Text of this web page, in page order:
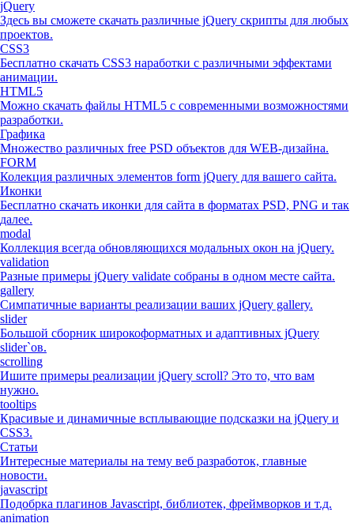
jQuery
Здесь вы сможете скачать различные jQuery скрипты для любых
проектов.
CSS3
Бесплатно скачать CSS3 наработки с различными эффектами
анимации.
HTML5
Можно скачать файлы HTML5 с современными возможностями
разработки.
Графика
Множество различных free PSD объектов для WEB-дизайна.
FORM
Колекция различных элементов form jQuery для вашего сайта.
Иконки
Бесплатно скачать иконки для сайта в форматах PSD, PNG и так
далее.
modal
Коллекция всегда обновляющихся модальных окон на jQuery.
validation
Разные примеры jQuery validate собраны в одном месте сайта.
gallery
Симпатичные варианты реализации ваших jQuery gallery.
slider
Большой сборник широкоформатных и адаптивных jQuery
slider`ов.
scrolling
Ишите примеры реализации jQuery scroll? Это то, что вам
нужно.
tooltips
Красивые и динамичные всплывающие подсказки на jQuery и
CSS3.
Статьи
Интересные материалы на тему веб разработок, главные
новости.
javascript
Подобрка плагинов Javascript, библиотек, фреймворков и т.д.
animation